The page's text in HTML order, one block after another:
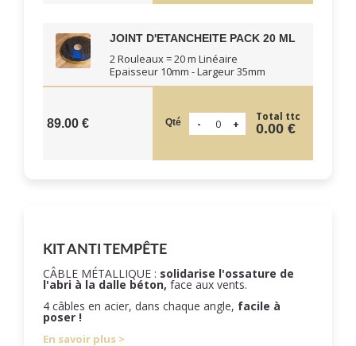
JOINT D'ETANCHEITE PACK 20 ML
2 Rouleaux = 20 m Linéaire
Epaisseur 10mm - Largeur 35mm
89.00 € Qté Total ttc
0.00 €
KIT ANTI TEMPÊTE
CÂBLE MÉTALLIQUE : solidarise l'ossature de
l'abri à la dalle béton, face aux vents.
4 câbles en acier, dans chaque angle, facile à
poser !
En savoir plus